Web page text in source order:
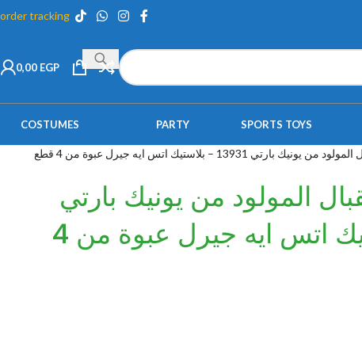
order tracking
0,00 EGP
SPORTS TOYS
PARTY
COSTUMES
13931 – بلاستيك اتس ايه جيرل عبوة من 4 قطع
المولود من يونيك بارتي
13931 – بلاستيك اتس ايه جيرل عبوة من 4